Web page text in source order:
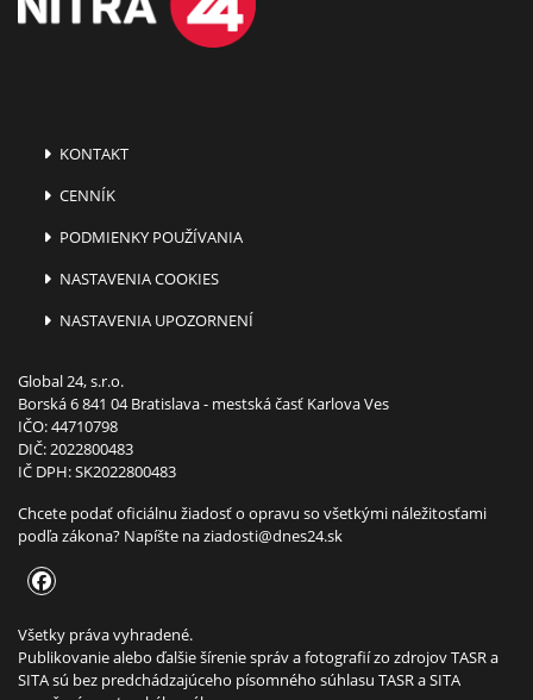
KONTAKT
CENNÍK
PODMIENKY POUŽÍVANIA
NASTAVENIA COOKIES
NASTAVENIA UPOZORNENÍ
Global 24, s.r.o.
Borská 6 841 04 Bratislava - mestská časť Karlova Ves
IČO: 44710798
DIČ: 2022800483
IČ DPH: SK2022800483
Chcete podať oficiálnu žiadosť o opravu so všetkými náležitosťami
podľa zákona? Napíšte naziadosti@dnes24.sk
Všetky práva vyhradené.
Publikovanie alebo ďalšie šírenie správ a fotografií zo zdrojov TASR a
SITA sú bez predchádzajúceho písomného súhlasu TASR a SITA